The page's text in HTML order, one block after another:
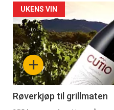
Forsiden
akkurat
nå
-
4
+
UKENS VIN
Røverkjøp til grillmaten